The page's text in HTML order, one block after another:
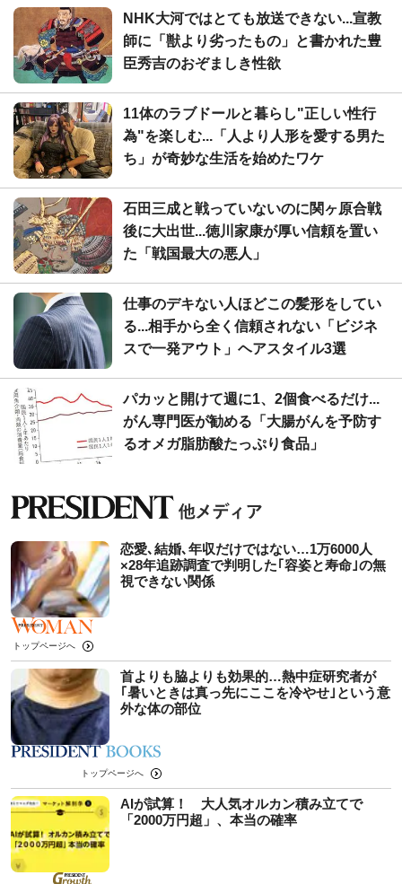
NHK大河ではとても放送できない...宣教
師に「獣より劣ったもの」と書かれた豊
臣秀吉のおぞましき性欲
11体のラブドールと暮らし"正しい性行
為"を楽しむ...「人より人形を愛する男た
ち」が奇妙な生活を始めたワケ
石田三成と戦っていないのに関ヶ原合戦
後に大出世...徳川家康が厚い信頼を置い
た「戦国最大の悪人」
仕事のデキない人ほどこの髪形をしてい
る...相手から全く信頼されない「ビジネ
スで一発アウト」ヘアスタイル3選
パカッと開けて週に1、2個食べるだけ...
がん専門医が勧める「大腸がんを予防す
るオメガ脂肪酸たっぷり食品」
恋愛､結婚､年収だけではない…1万6000人
×28年追跡調査で判明した｢容姿と寿命｣の無
視できない関係
トップページへ
首よりも脇よりも効果的…熱中症研究者が
｢暑いときは真っ先にここを冷やせ｣という意
外な体の部位
トップページへ
AIが試算！ 大人気オルカン積み立てで
「2000万円超」、本当の確率